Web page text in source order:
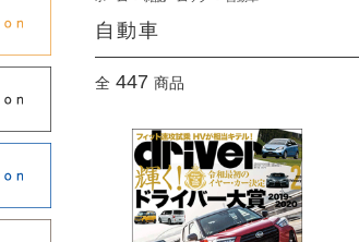
自動車
全 447 商品